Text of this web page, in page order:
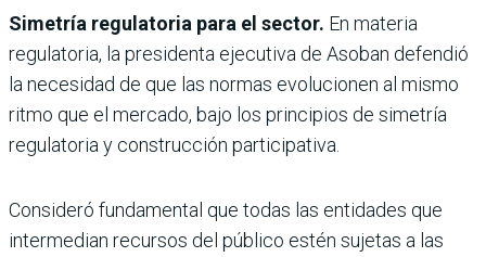
Simetría regulatoria para el sector. En materia
regulatoria, la presidenta ejecutiva de Asoban defendió
la necesidad de que las normas evolucionen al mismo
ritmo que el mercado, bajo los principios de simetría
regulatoria y construcción participativa.
Consideró fundamental que todas las entidades que
intermedian recursos del público estén sujetas a las